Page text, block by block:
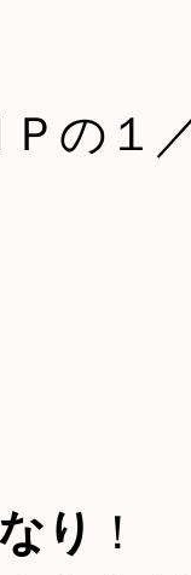
Ｐの１
り
！